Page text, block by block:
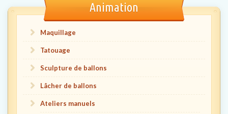
Animation
Maquillage
Tatouage
Sculpture de ballons
Lâcher de ballons
Ateliers manuels